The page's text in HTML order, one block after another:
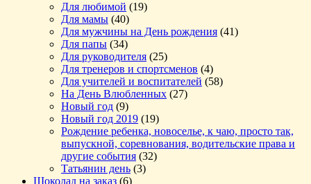
Для любимой (19)
Для мамы (40)
Для мужчины на День рождения (41)
Для папы (34)
Для руководителя (25)
Для тренеров и спортсменов (4)
Для учителей и воспитателей (58)
На День Влюбленных (27)
Новый год (9)
Новый год 2019 (19)
Рождение ребенка, новоселье, к чаю, просто так,
выпускной, соревнования, водительские права и
другие события (32)
Татьянин день (3)
Шоколад на заказ (6)